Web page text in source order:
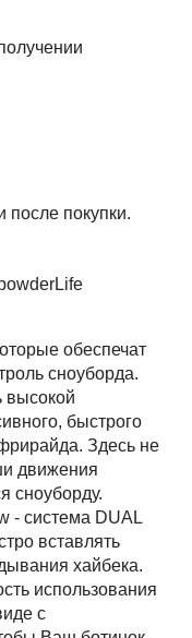
покупки.
обеспечат
сноуборда.
высокой
быстрого
Здесь не
движения
сноуборду.
- система DUAL
вставлять
хайбека.
использования
с